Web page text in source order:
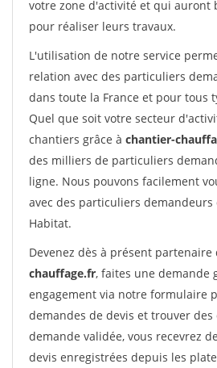
votre zone d'activité et qui auront
pour réaliser leurs travaux.
L'utilisation de notre service
relation avec des particuliers
dans toute la France et pour tous
Quel que soit votre secteur
chantiers grâce à chantier-
des milliers de particuliers
ligne. Nous pouvons facilement
avec des particuliers
Habitat.
Devenez dès à présent partenaire
chauffage.fr, faites une demande
engagement via notre formulaire
demandes de devis et trouver
demande validée, vous recevrez
devis enregistrées depuis les